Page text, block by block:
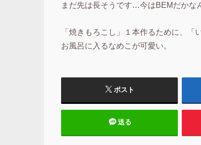
まだ先は長そうです…今はBEMだかな
「焼きもろこし」１本作るために、「
お風呂に入るなめこが可愛い。
ポスト
送る